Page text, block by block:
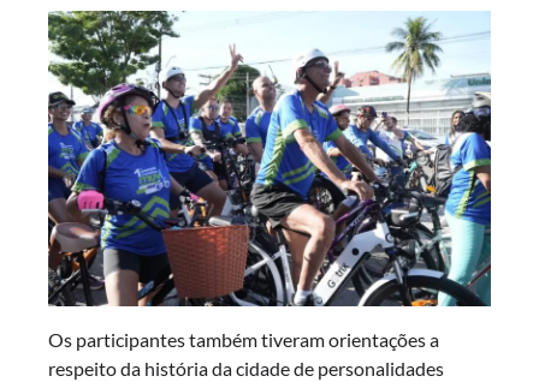
Os participantes também tiveram orientações a
respeito da história da cidade de personalidades